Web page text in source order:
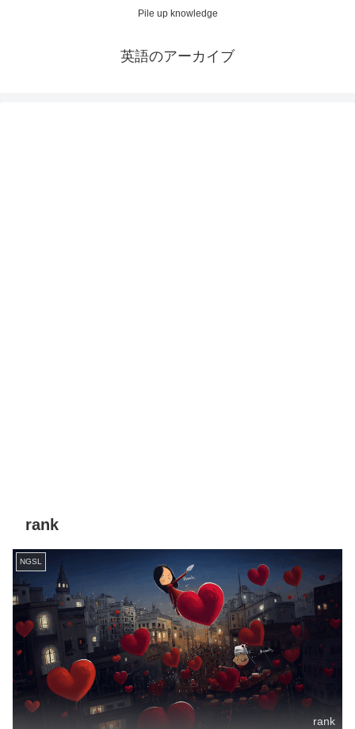
Pile up knowledge
英語のアーカイブ
rank
NGSL
rank